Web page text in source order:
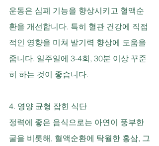
운동은 심폐 기능을 향상시키고 혈액순
환을 개선합니다. 특히 혈관 건강에 직접
적인 영향을 미쳐 발기력 향상에 도움을
줍니다. 일주일에 3-4회, 30분 이상 꾸준
히 하는 것이 좋습니다.
4. 영양 균형 잡힌 식단
정력에 좋은 음식으로는 아연이 풍부한
굴을 비롯해, 혈액순환에 탁월한 홍삼, 그